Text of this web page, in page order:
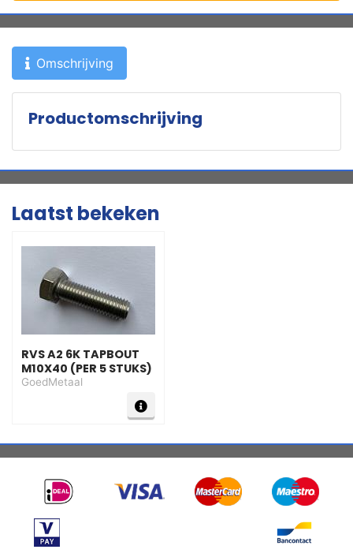
Omschrijving
Productomschrijving
Laatst bekeken
RVS A2 6K TAPBOUT
M10X40 (PER 5 STUKS)
GoedMetaal